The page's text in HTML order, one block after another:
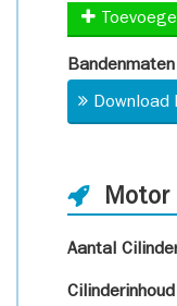
Bandenmaten
Motor
Aantal
Cilinderinhoud